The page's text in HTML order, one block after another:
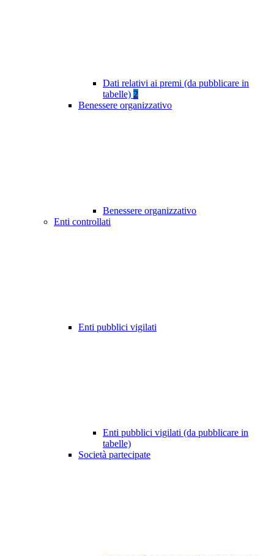
Dati relativi ai premi (da pubblicare in
tabelle) 2
Benessere organizzativo
Benessere organizzativo
Enti controllati
Enti pubblici vigilati
Enti pubblici vigilati (da pubblicare in
tabelle)
Società partecipate